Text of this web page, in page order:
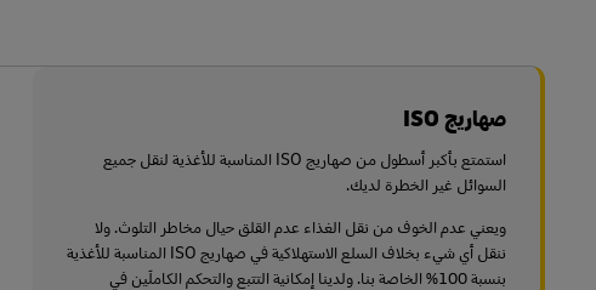
صهاريج ISO
استمتع بأكبر أسطول من صهاريج ISO المناسبة للأغذية لنقل جميع
السوائل غير الخطرة لديك.
ويعني عدم الخوف من نقل الغذاء عدم القلق حيال مخاطر التلوث. ولا
ننقل أي شيء بخلاف السلع الاستهلاكية في صهاريج ISO المناسبة للأغذية
بنسبة 100% الخاصة بنا. ولدينا إمكانية التتبع والتحكم الكاملَين في